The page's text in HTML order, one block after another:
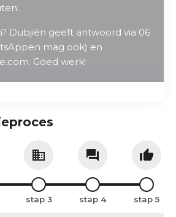
Dubjiên geeft antwoord via 06
mag ook) en
Goed werk!
stap stap stap